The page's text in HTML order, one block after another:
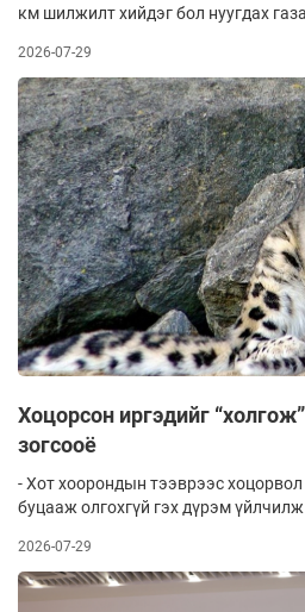
км шилжилт хийдэг бол нуугдах
км хүртэл хурдалж байжээ. Энэ нь
амьтдын халдлагад өртөхөөс
онцлогоос шалтгаалсан инстинкт
дурдав.
2026-07-29
Хоцорсон иргэдийг
зогсооё
- Хот хоорондын тээврээс
буцааж олгохгүй гэх дүрэм
2026-07-29